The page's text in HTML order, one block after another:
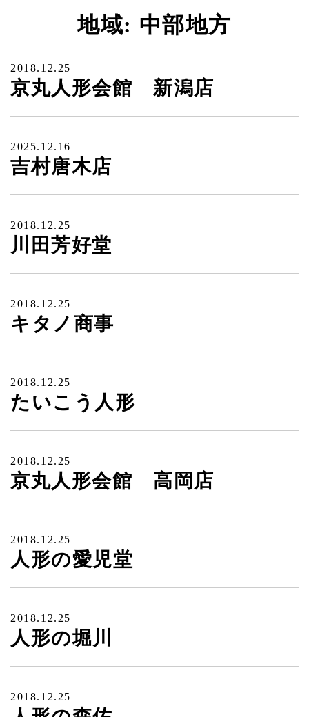
地域: 中部地方
2018.12.25
京丸人形会館 新潟店
2025.12.16
吉村唐木店
2018.12.25
川田芳好堂
2018.12.25
キタノ商事
2018.12.25
たいこう人形
2018.12.25
京丸人形会館 高岡店
2018.12.25
人形の愛児堂
2018.12.25
人形の堀川
2018.12.25